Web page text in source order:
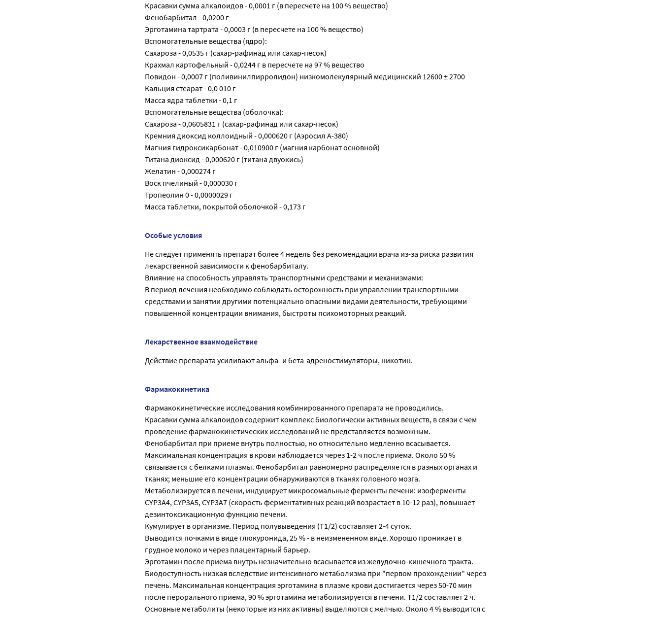
Красавки сумма алкалоидов - 0,0001 г (в пересчете на 100 % вещество)
Фенобарбитал - 0,0200 г
Эрготамина тартрата - 0,0003 г (в пересчете на 100 % вещество)
Вспомогательные вещества (ядро):
Сахароза - 0,0535 г (сахар-рафинад или сахар-песок)
Крахмал картофельный - 0,0244 г в пересчете на 97 % вещество
Повидон - 0,0007 г (поливинилпирролидон) низкомолекуляр­ный медицинский 12600 ± 2700
Кальция стеарат - 0,0 010 г
Масса ядра таблетки - 0,1 г
Вспомогательные вещества (оболочка):
Сахароза - 0,0605831 г (сахар-рафинад или сахар-песок)
Кремния диоксид коллоидный - 0,000620 г (Аэросил А-380)
Магния гидроксикарбонат - 0,010900 г (магния карбонат основной)
Титана диоксид - 0,000620 г (титана двуокись)
Желатин - 0,000274 г
Воск пчелиный - 0,000030 г
Тропеолин 0 - 0,0000029 г
Масса таблетки, покрытой оболочкой - 0,173 г
Особые условия
Не следует применять препарат более 4 недель без рекомендации врача из-за риска развития
лекарственной зависимости к фенобарбиталу.
Влияние на способность управлять транспортными средствами и механизмами:
В период лечения необходимо соблюдать осторожность при управлении транспортными
средствами и занятии другими потенциально опасными видами деятельности, требующими
повышенной концентрации внимания, быстроты психомоторных реакций.
Лекарственное взаимодействие
Действие препарата усиливают альфа- и бета-адреностимуляторы, никотин.
Фармакокинетика
Фармакокинетические исследования комбинированного препарата не проводились.
Красавки сумма алкалоидов содержит комплекс биологически активных веществ, в связи с чем
проведение фармакокинетических исследований не представляется возможным.
Фенобарбитал при приеме внутрь полностью, но относительно медленно всасывается.
Максимальная концентрация в крови наблюдается через 1-2 ч после приема. Около 50 %
связывается с белками плазмы. Фенобарбитал равномерно распределяется в разных органах и
тканях; меньшие его концентрации обнаруживаются в тканях головного мозга.
Метаболизируется в печени, индуцирует микросомальные ферменты печени: изоферменты
CYP3A4, CYP3A5, CYP3A7 (скорость ферментативных реакций возрастает в 10-12 раз), повышает
дезинтоксикационную функцию печени.
Кумулирует в организме. Период полувыведения (Т1/2) составляет 2-4 суток.
Выводится почками в виде глюкуронида, 25 % - в неизмененном виде. Хорошо проникает в
грудное молоко и через плацентарный барьер.
Эрготамин после приема внутрь незначительно всасывается из желудочно-кишечного тракта.
Биодоступность низкая вследствие интенсивного метаболизма при "первом прохождении" через
печень. Максимальная концентрация эрготамина в плазме крови достигается через 50-70 мин
после перорального приема, 90 % эрготамина метаболизируется в печени. Т1/2 составляет 2 ч.
Основные метаболиты (некоторые из них активны) выделяются с желчью. Около 4 % выводится с